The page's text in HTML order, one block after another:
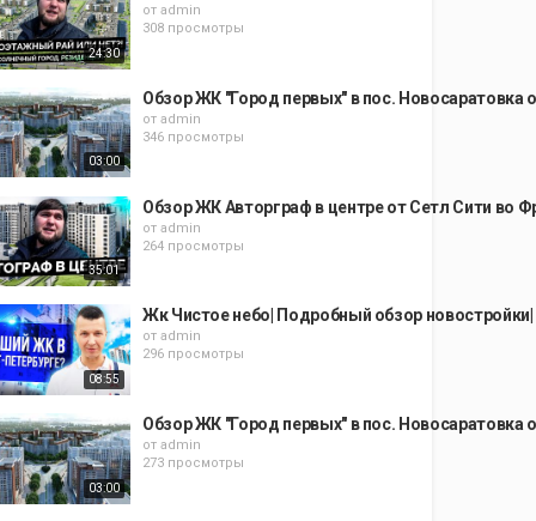
24:30
от admin
308 просмотры
03:00
Обзор ЖК "Город первых" в пос.
от admin
346 просмотры
35:01
Обзор ЖК Авторграф в центре от Сетл Сити во
от admin
264 просмотры
08:55
Жк Чистое небо| Подробный обзор
от admin
296 просмотры
03:00
Обзор ЖК "Город первых" в пос.
от admin
273 просмотры